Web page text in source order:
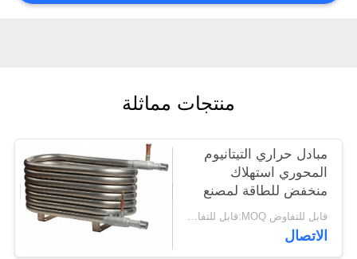
POLICY
منتجات مماثلة
مبادل حراري التيتانيوم
المحوري استهلاك
منخفض للطاقة لمصنع
التصنيع
قابل للتفاوض MOQ:قابل للتفاوض
الاتصال